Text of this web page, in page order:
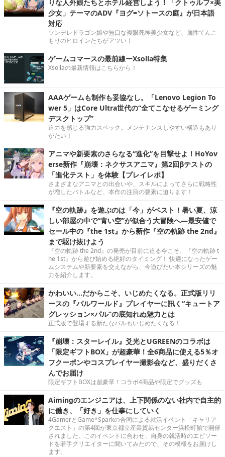
りな人外娘たちとホテル経営しよう！「クトゥルフ×美
少女」テーマのADV『ヨグ=ソトースの庭』が日本語
対応
ツンデレドラゴン娘や無口な複眼死神美少女など、属性てんこ
もりのヒロインたちがアツい！
ゲームコマースの最前線ーXsolla特集
Xsollaの最新情報はこちらから！
AAAゲームも制作も妥協なし。「Lenovo Legion To
wer 5」はCore Ultra世代の“全てこなせるゲーミング
デスクトップ”
迫力を感じる強力スペック。メンテナンスしやすい構造もあり
がたい！
アニマや新要素のさらなる“進化”を目撃せよ！HoYov
erse新作『崩壊：ネクサスアニマ』第2回βテストの
「進化テスト」を体験【プレイレポ】
さまざまなアニマとの出会いや、スキルによってさらに戦略性
が増したバトルなど、本作の注目の要素に迫ります！
『空の軌跡』を遊ぶのは「今」がベスト！暑い夏、涼
しい部屋の中で“青い空”が似合う大冒険へ―最安値で
セール中の『the 1st』から新作『空の軌跡 the 2nd』
まで駆け抜けよう
『空の軌跡 the 2nd』の発売が目前に迫る今こそ、『空の軌跡 t
he 1st』から遊び始める絶好のタイミング！ 快適になったゲー
ムシステムや新要素を交えながら、今遊びたい本シリーズの魅
力を紹介します。
かわいい…だからこそ、いじめたくなる。正式版リリ
ースの『パルワールド』プレイヤーに訊く“キュートア
グレッション×パル”の底知れぬ魅力とは
正式版で登場する新たなパルもいじめたくなる！
『崩壊：スターレイル』爻光とUGREENのコラボは
「限定ギフトBOX」が超豪華！全6商品に使える5％オ
フクーポンやコスプレイヤー撮影会など、盛りだくさ
んでお届け
限定ギフトBOXは超豪華！コラボ4商品や限定でグッズも
Aimingのエンジニアは、上下関係のない社内で自主的
に働き、「好き」を仕事にしていく
4GamerとGame*Sparkの合同による就活イベント「キャリア
クエスト」の第4回が東京都立産業貿易センター浜松町館で開催
されました。このイベントに合わせ、自身の就活時のエピソー
ドを若手クリエイターに聞いてみたので、その模様をお届けし
ます。